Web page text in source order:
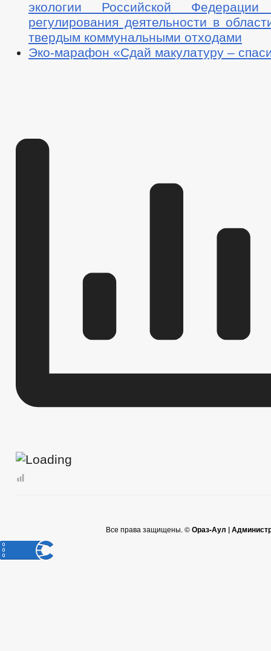
экологии Российской
регулирования деятельности в
твердым коммунальными отходами
Эко-марафон «Сдай макулатуру –
Все права защищены. ©Ораз-Аул |